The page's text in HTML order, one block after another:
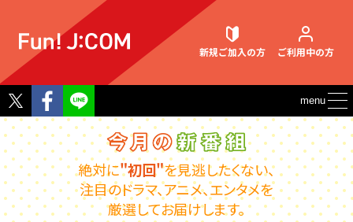
新規ご加入の方 ご利用中の方
契約内容確認・変更
お困りごと解決・よくあるご質問
Twitter
Facebook
menu
絶対に"初回"を見逃したくない、
注目のドラマ、アニメ、エンタメを
厳選してお届けします。